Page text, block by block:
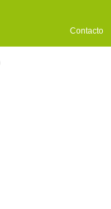
Contacto